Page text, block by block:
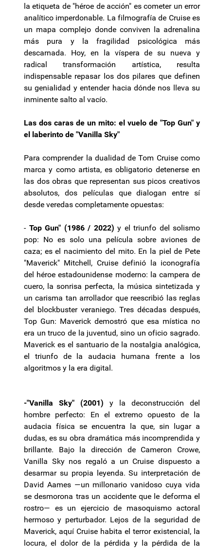
la etiqueta de "héroe de acción" es cometer un error
analítico imperdonable. La filmografía de Cruise es
un mapa complejo donde conviven la adrenalina
más pura y la fragilidad psicológica más
descarnada. Hoy, en la víspera de su nueva y
radical transformación artística, resulta
indispensable repasar los dos pilares que definen
su genialidad y entender hacia dónde nos lleva su
inminente salto al vacío.
Las dos caras de un mito: el vuelo de "Top Gun" y
el laberinto de "Vanilla Sky"
Para comprender la dualidad de Tom Cruise como
marca y como artista, es obligatorio detenerse en
las dos obras que representan sus picos creativos
absolutos, dos películas que dialogan entre sí
desde veredas completamente opuestas:
- Top Gun" (1986 / 2022) y el triunfo del solismo
pop: No es solo una película sobre aviones de
caza; es el nacimiento del mito. En la piel de Pete
"Maverick" Mitchell, Cruise definió la iconografía
del héroe estadounidense moderno: la campera de
cuero, la sonrisa perfecta, la música sintetizada y
un carisma tan arrollador que reescribió las reglas
del blockbuster veraniego. Tres décadas después,
Top Gun: Maverick demostró que esa mística no
era un truco de la juventud, sino un oficio sagrado.
Maverick es el santuario de la nostalgia analógica,
el triunfo de la audacia humana frente a los
algoritmos y la era digital.
-"Vanilla Sky" (2001) y la deconstrucción del
hombre perfecto: En el extremo opuesto de la
audacia física se encuentra la que, sin lugar a
dudas, es su obra dramática más incomprendida y
brillante. Bajo la dirección de Cameron Crowe,
Vanilla Sky nos regaló a un Cruise dispuesto a
desarmar su propia leyenda. Su interpretación de
David Aames —un millonario vanidoso cuya vida
se desmorona tras un accidente que le deforma el
rostro— es un ejercicio de masoquismo actoral
hermoso y perturbador. Lejos de la seguridad de
Maverick, aquí Cruise habita el terror existencial, la
locura, el dolor de la pérdida y la pérdida de la